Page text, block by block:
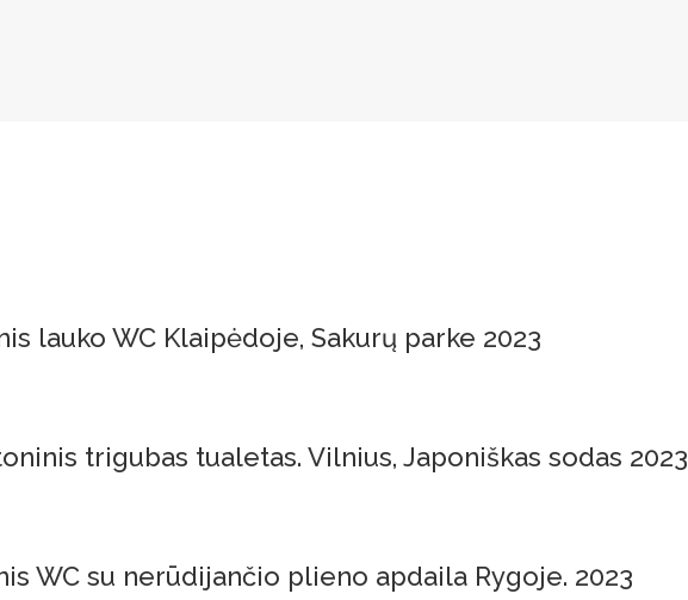
lauko WC Klaipėdoje, Sakurų parke 2023
trigubas tualetas. Vilnius, Japoniškas sodas 2023
WC su nerūdijančio plieno apdaila Rygoje. 2023